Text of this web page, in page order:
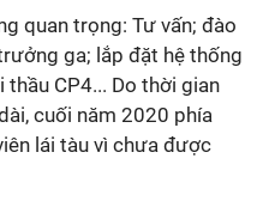
quan trọng: Tư vấn; đào
ga; lắp đặt hệ thống
CP4... Do thời gian
cuối năm 2020 phía
lái tàu vì chưa được